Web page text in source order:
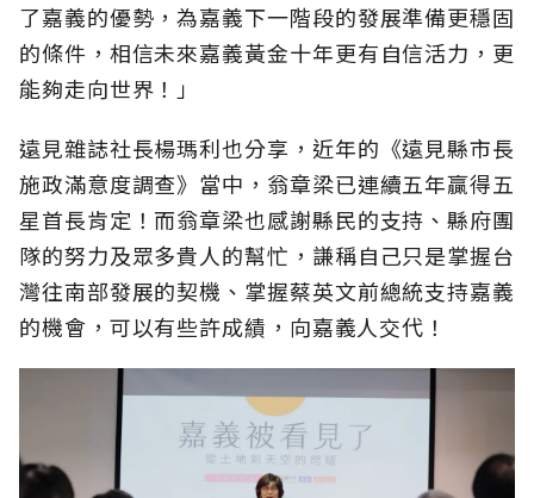
了嘉義的優勢，為嘉義下一階段的發展準備更穩固
的條件，相信未來嘉義黃金十年更有自信活力，更
能夠走向世界！」
遠見雜誌社長楊瑪利也分享，近年的《遠見縣市長
施政滿意度調查》當中，翁章梁已連續五年贏得五
星首長肯定！而翁章梁也感謝縣民的支持、縣府團
隊的努力及眾多貴人的幫忙，謙稱自己只是掌握台
灣往南部發展的契機、掌握蔡英文前總統支持嘉義
的機會，可以有些許成績，向嘉義人交代！